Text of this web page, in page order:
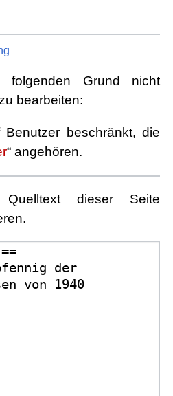
Grund nicht
bearbeiten:
beschränkt, die
“ angehören.
dieser Seite